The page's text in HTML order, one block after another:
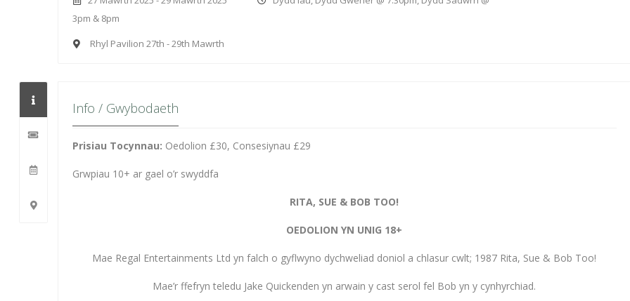
3pm & 8pm
Rhyl Pavilion 27th - 29th Mawrth
Info / Gwybodaeth
Prisiau Tocynnau: Oedolion £30, Consesiynau £29
Grwpiau 10+ ar gael o’r swyddfa
RITA, SUE & BOB TOO!
OEDOLION YN UNIG 18+
Mae Regal Entertainments Ltd yn falch o gyflwyno dychweliad doniol a chlasur cwlt; 1987 Rita, Sue & Bob Too!
Mae’r ffefryn teledu Jake Quickenden yn arwain y cast serol fel Bob yn y cynhyrchiad.